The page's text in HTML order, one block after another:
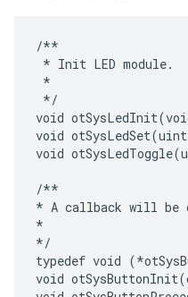
/**
* Init LED module.
*
*/
void
void
void
/**
* A callback will be
*
*/
typedef void
void